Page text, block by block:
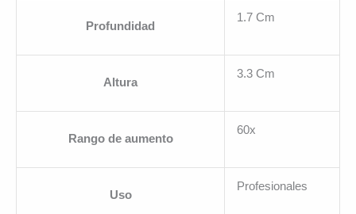
Profundidad
1.7 Cm
Altura
3.3 Cm
Rango de aumento
60x
Uso
Profesionales